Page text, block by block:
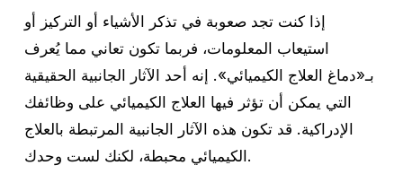
إذا كنت تجد صعوبة في تذكر الأشياء أو التركيز أو
استيعاب المعلومات، فربما تكون تعاني مما يُعرف
بـ«دماغ العلاج الكيميائي». إنه أحد الآثار الجانبية الحقيقية
التي يمكن أن تؤثر فيها العلاج الكيميائي على وظائفك
الإدراكية. قد تكون هذه الآثار الجانبية المرتبطة بالعلاج
الكيميائي محبطة، لكنك لست وحدك.